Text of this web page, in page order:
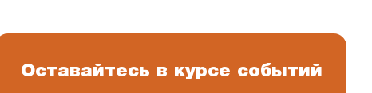
Оставайтесь в курсе событий